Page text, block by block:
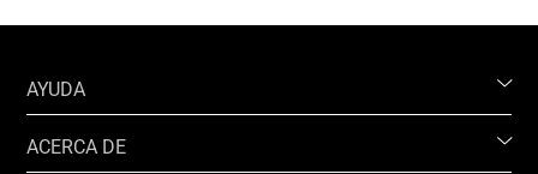
AYUDA
ACERCA DE